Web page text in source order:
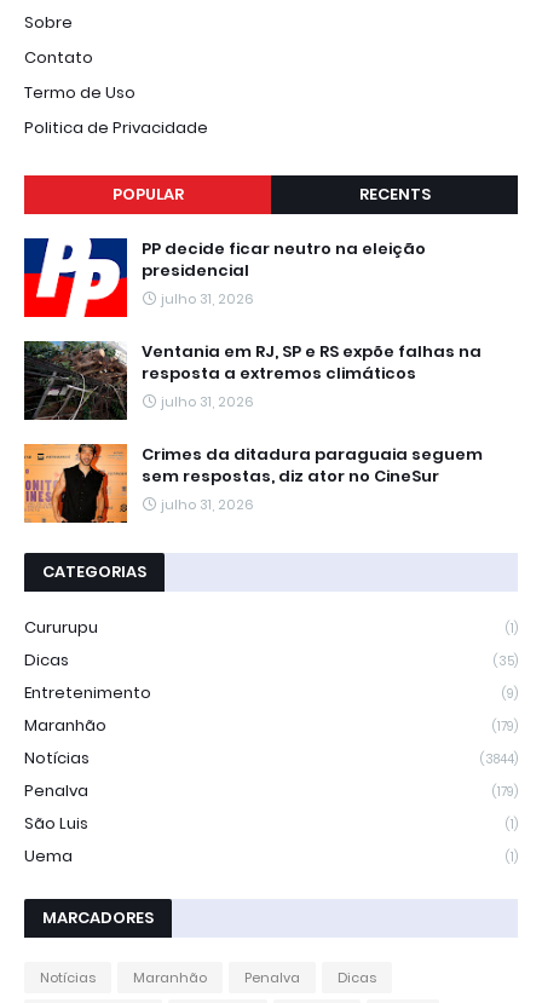
Sobre
Contato
Termo de Uso
Politica de Privacidade
POPULAR RECENTS
PP decide ficar neutro na eleição
presidencial
julho 31, 2026
Ventania em RJ, SP e RS expõe falhas na
resposta a extremos climáticos
julho 31, 2026
Crimes da ditadura paraguaia seguem
sem respostas, diz ator no CineSur
julho 31, 2026
CATEGORIAS
Cururupu (1)
Dicas (35)
Entretenimento (9)
Maranhão (179)
Notícias (3844)
Penalva (179)
São Luis (1)
Uema (1)
MARCADORES
Notícias Maranhão Penalva
Dicas